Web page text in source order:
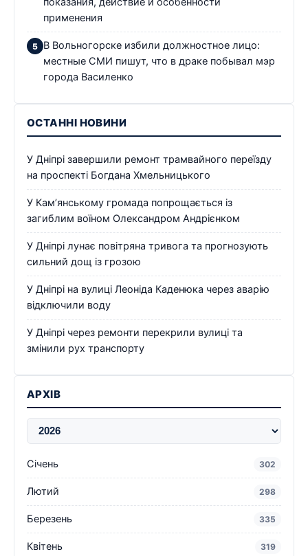
применения
В Вольногорске избили должностное лицо:
местные СМИ пишут, что в драке побывал мэр
города Василенко
ОСТАННІ НОВИНИ
У Дніпрі завершили ремонт трамвайного переїзду
на проспекті Богдана Хмельницького
У Кам’янському громада попрощається із
загиблим воїном Олександром Андрієнком
У Дніпрі лунає повітряна тривога та прогнозують
сильний дощ із грозою
У Дніпрі на вулиці Леоніда Каденюка через аварію
відключили воду
У Дніпрі через ремонти перекрили вулиці та
змінили рух транспорту
АРХІВ
Січень 302
Лютий 298
Березень 335
Квітень 319